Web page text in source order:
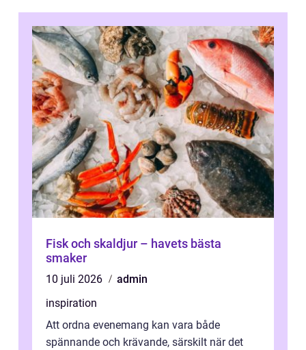
Fisk och skaldjur – havets bästa
smaker
10 juli 2026
admin
inspiration
Att ordna evenemang kan vara både
spännande och krävande, särskilt när det